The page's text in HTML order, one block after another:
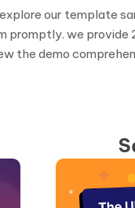
our template
promptly. we
the demo